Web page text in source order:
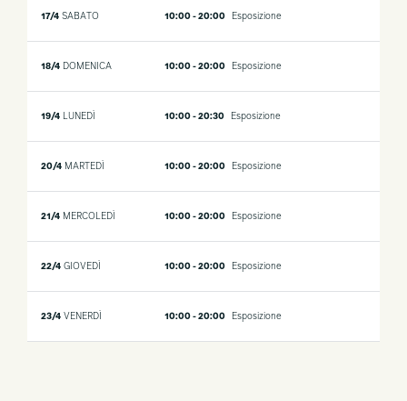
17/4 SABATO 10:00 - 20:00 Esposizione
18/4 DOMENICA 10:00 - 20:00 Esposizione
19/4 LUNEDÌ 10:00 - 20:30 Esposizione
20/4 MARTEDÌ 10:00 - 20:00 Esposizione
21/4 MERCOLEDÌ 10:00 - 20:00 Esposizione
22/4 GIOVEDÌ 10:00 - 20:00 Esposizione
23/4 VENERDÌ 10:00 - 20:00 Esposizione